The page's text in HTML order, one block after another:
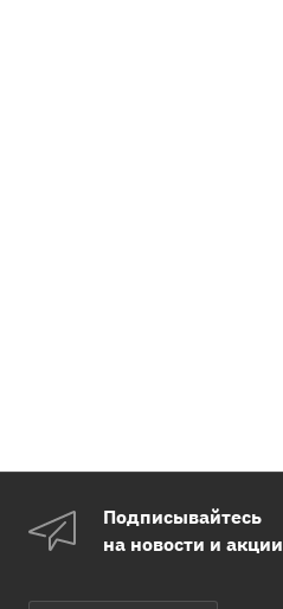
Подписывайтесь
на новости и акции